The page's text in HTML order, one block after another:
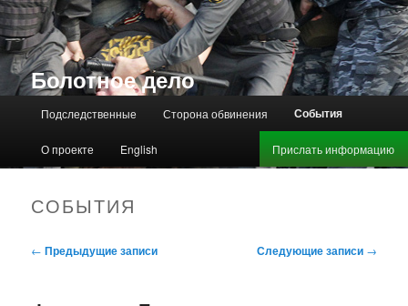
Болотное дело
Подследственные Сторона обвинения События
О проекте English Прислать информацию
СОБЫТИЯ
Навигация по записям
← Предыдущие записи Следующие записи →